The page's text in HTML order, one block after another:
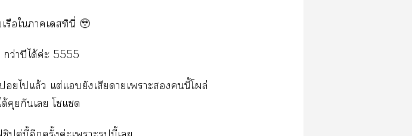
รือใาเสทินี่ 🥹
ว่าปีได้ค่ะ 5555
ไแล้ว แต่แยังเสียดายเาะนี้โผล่
คุยกันเ โแ